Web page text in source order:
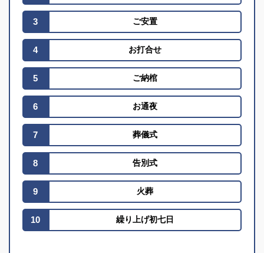
3 ご安置
4 お打合せ
5 ご納棺
6 お通夜
7 葬儀式
8 告別式
9 火葬
10 繰り上げ初七日